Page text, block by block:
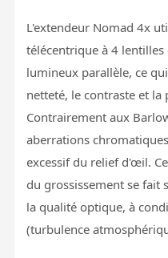
L'extendeur Nomad 4x
télécentrique à 4
lumineux parallèle, ce
netteté, le contraste et la
Contrairement aux
aberrations
excessif du relief d'œil.
du grossissement se fait
la qualité optique, à
(turbulence